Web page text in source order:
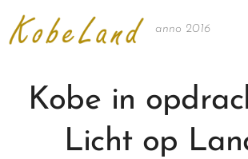
anno 2016
Kobe in
Licht op